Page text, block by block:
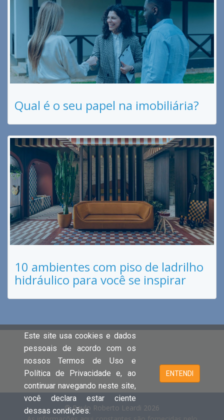
Qual é o seu papel na imobiliária?
10 ambientes com piso de ladrilho
hidráulico para você se inspirar
© Paulo Roberto Leardi 2026
Este site usa cookies e dados
pessoais de acordo com os
nossos Termos de Uso e
Política de Privacidade e, ao
continuar navegando neste site,
você declara estar ciente
dessas condições.
ENTENDI